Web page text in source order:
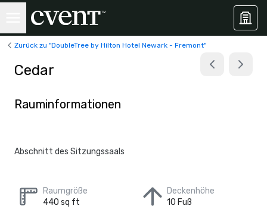
Zurück zu "DoubleTree by Hilton Hotel Newark - Fremont"
Cedar
Rauminformationen
Abschnitt des Sitzungssaals
Raumgröße
440 sq ft
Deckenhöhe
10 Fuß